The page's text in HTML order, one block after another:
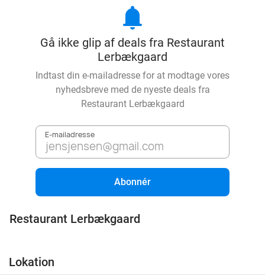
notifications
Gå ikke glip af deals fra Restaurant
Lerbækgaard
Indtast din e-mailadresse for at modtage vores
nyhedsbreve med de nyeste deals fra
Restaurant Lerbækgaard
E-mailadresse
Abonnér
Restaurant Lerbækgaard
Lokation